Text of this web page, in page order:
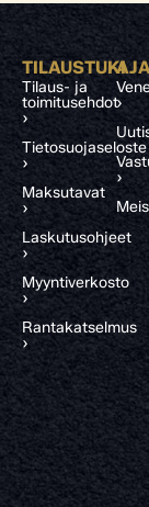
TILAUSTUKI
Tilaus- ja
toimitusehdot
›
Tietosuojaseloste
›
Maksutavat
›
Laskutusohjeet
›
Myyntiverkosto
›
Rantakatselmus
›
›
›